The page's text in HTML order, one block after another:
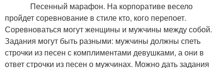
Песенный марафон. На корпоративе весело
пройдет соревнование в стиле кто, кого перепоет.
Соревноваться могут женщины и мужчины между собой.
Задания могут быть разными: мужчины должны спеть
строчки из песен с комплиментами девушками, а они в
ответ строчки из песен о мужчинах. Можно дать задания